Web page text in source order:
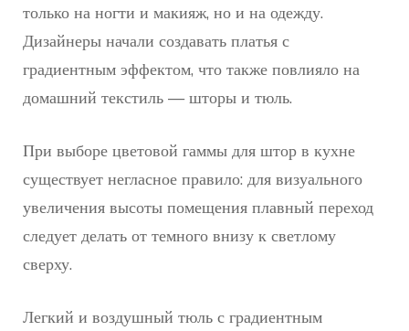
только на ногти и макияж, но и на одежду.
Дизайнеры начали создавать платья с
градиентным эффектом, что также повлияло на
домашний текстиль — шторы и тюль.
При выборе цветовой гаммы для штор в кухне
существует негласное правило: для визуального
увеличения высоты помещения плавный переход
следует делать от темного внизу к светлому
сверху.
Легкий и воздушный тюль с градиентным